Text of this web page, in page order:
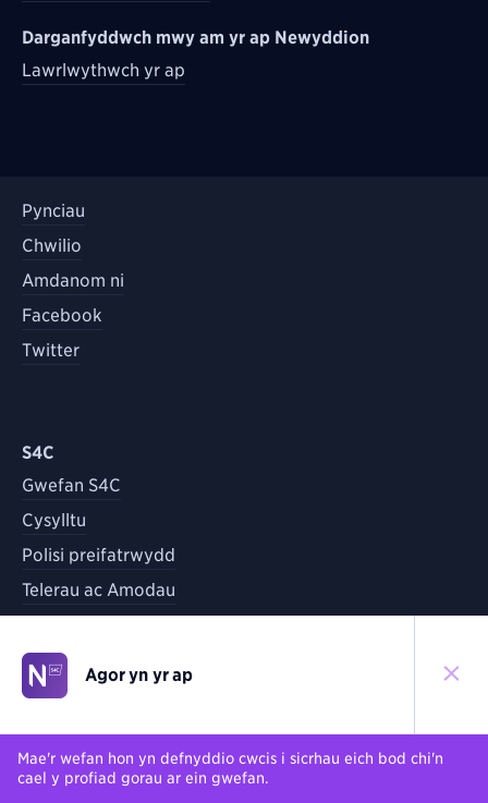
Darganfyddwch mwy am yr ap Newyddion
Lawrlwythwch yr ap
Pynciau
Chwilio
Amdanom ni
Facebook
Twitter
S4C
Gwefan S4C
Cysylltu
Polisi preifatrwydd
Telerau ac Amodau
Yn ôl i'r brig
Mae'r wefan hon yn defnyddio cwcis i sicrhau eich bod chi'n
cael y profiad gorau ar ein gwefan.
Agor yn yr ap